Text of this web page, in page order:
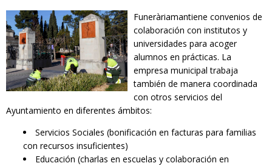
Funeràriamantiene convenios de
colaboración con institutos y
universidades para acoger
alumnos en prácticas. La
empresa municipal trabaja
también de manera coordinada
con otros servicios del
Ayuntamiento en diferentes ámbitos:
Servicios Sociales (bonificación en facturas para familias
con recursos insuficientes)
Educación (charlas en escuelas y colaboración en